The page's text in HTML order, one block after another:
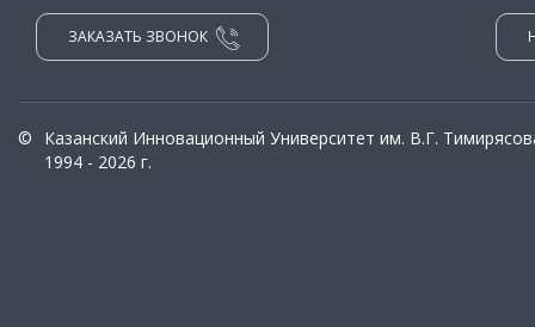
ЗАКАЗАТЬ ЗВОНОК
©
Казанский Инновационный Университет им. В.Г.
1994 - 2026 г.